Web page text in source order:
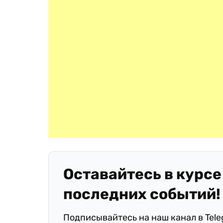
Оставайтесь в курсе
последних событий!
Подписывайтесь на наш канал в